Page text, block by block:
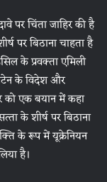
पर चिंता जाहिर की है
पर बिठाना चाहता है
के प्रवक्‍ता एमिली
के विदेश और
एक बयान में कहा
के शीर्ष पर बिठाना
के रूप में यूक्रेनियन
है।